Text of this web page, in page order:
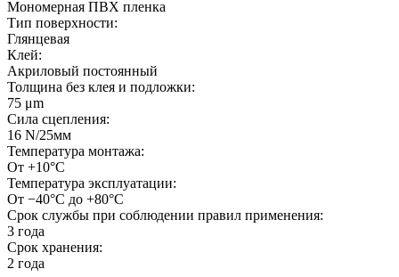
Мономерная ПВХ пленка
Тип поверхности:
Глянцевая
Клей:
Акриловый постоянный
Толщина без клея и подложки:
75 μm
Сила сцепления:
16 N/25мм
Температура монтажа:
От +10°С
Температура эксплуатации:
От −40°С до +80°С
Срок службы при соблюдении правил применения:
3 года
Срок хранения:
2 года